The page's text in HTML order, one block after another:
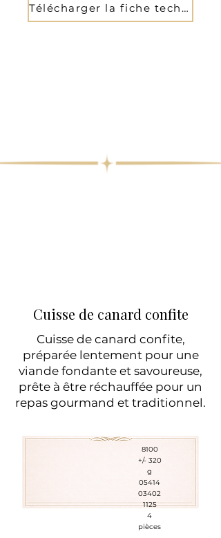
Télécharger la fiche technique
Cuisse de canard confite
Cuisse de canard confite,
préparée lentement pour une
viande fondante et savoureuse,
prête à être réchauffée pour un
repas gourmand et traditionnel.
8100
+/- 320
g
05414
03402
1125
4
pièces